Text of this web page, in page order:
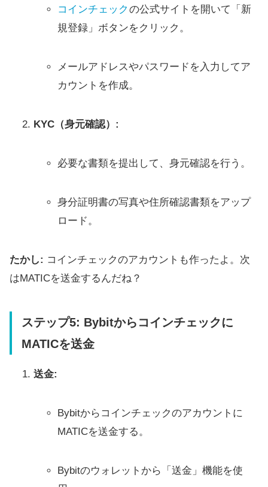
コインチェック の公式サイトを開いて「新
規登録」ボタンをクリック。
メールアドレスやパスワードを入力してア
カウントを作成。
KYC（身元確認）:
必要な書類を提出して、身元確認を行う。
身分証明書の写真や住所確認書類をアップ
ロード。
たかし: コインチェックのアカウントも作ったよ。次
はMATICを送金するんだね？
ステップ5: Bybitからコインチェックに
MATICを送金
送金:
Bybitからコインチェックのアカウントに
MATICを送金する。
Bybitのウォレットから「送金」機能を使